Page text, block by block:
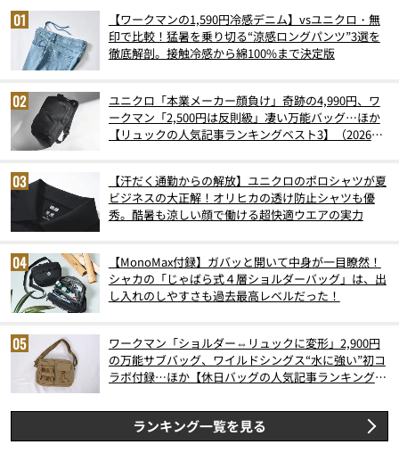
【ワークマンの1,590円冷感デニム】vsユニクロ・無
印で比較！猛暑を乗り切る“涼感ロングパンツ”3選を
徹底解剖。接触冷感から綿100%まで決定版
ユニクロ「本業メーカー顔負け」奇跡の4,990円、ワ
ークマン「2,500円は反則級」凄い万能バッグ…ほか
【リュックの人気記事ランキングベスト3】（2026年
【汗だく通勤からの解放】ユニクロのポロシャツが夏
ビジネスの大正解！オリヒカの透け防止シャツも優
秀。酷暑も涼しい顔で働ける超快適ウエアの実力
【MonoMax付録】ガバッと開いて中身が一目瞭然！
シャカの「じゃばら式４層ショルダーバッグ」は、出
し入れのしやすさも過去最高レベルだった！
ワークマン「ショルダー⇔リュックに変形」2,900円
の万能サブバッグ、ワイルドシングス“水に強い”初コ
ラボ付録…ほか【休日バッグの人気記事ランキングベ
ランキング一覧を見る